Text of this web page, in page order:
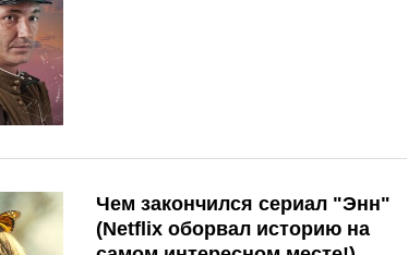
Чем закончился сериал "Энн"
(Netflix оборвал историю на